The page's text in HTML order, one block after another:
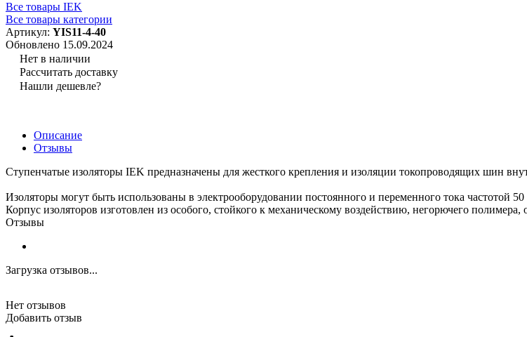
Все товары IEK
Все товары категории
Артикул: YIS11-4-40
Обновлено 15.09.2024
Нет в наличии
Рассчитать доставку
Нашли дешевле?
Описание
Отзывы
Ступенчатые изоляторы IEK предназначены для жесткого крепления и изоляции токопроводящих шин
Изоляторы могут быть использованы в электрооборудовании постоянного и переменного тока
Корпус изоляторов изготовлен из особого, стойкого к механическому воздействию, негорючего
Отзывы
Загрузка отзывов...
Нет отзывов
Добавить отзыв